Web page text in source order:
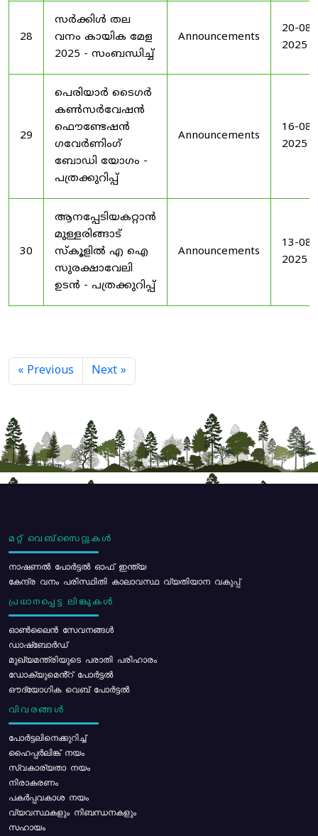
28
സർക്കിൾ തല
വനം കായിക മേള
2025 - സംബന്ധിച്ച്
Announcements
20-08-
2025
29
പെരിയാർ ടൈഗർ
കൺസർവേഷൻ
ഫൌണ്ടേഷൻ
ഗവേർണിംഗ്
ബോഡി യോഗം -
പത്രക്കുറിപ്പ്
Announcements
16-08-
2025
30
ആനപ്പേടിയകറ്റാൻ
മുള്ളരിങ്ങാട്
സ്കൂളിൽ എ ഐ
സുരക്ഷാവേലി
ഉടൻ - പത്രക്കുറിപ്പ്
Announcements
13-08-
2025
« Previous Next »
മറ്റ് വെബ്സൈറ്റുകൾ
നാഷണൽ പോർട്ടൽ ഓഫ് ഇന്ത്യ
കേന്ദ്ര വനം പരിസ്ഥിതി കാലാവസ്ഥ വ്യതിയാന വകുപ്പ്
പ്രധാനപ്പെട്ട ലിങ്കുകൾ
ഓൺലൈൻ സേവനങ്ങൾ
ഡാഷ്ബോർഡ്
മുഖ്യമന്ത്രിയുടെ പരാതി പരിഹാരം
ഡോക്യുമെൻ്റ് പോർട്ടൽ
ഔദ്യോഗിക വെബ് പോർട്ടൽ
വിവരങ്ങൾ
പോര്‍ട്ടലിനെക്കുറിച്ച്
ഹൈപ്പർലിങ്ക് നയം
സ്വകാര്യതാ നയം
നിരാകരണം
പകർപ്പവകാശ നയം
വ്യവസ്ഥകളും നിബന്ധനകളും
സഹായം